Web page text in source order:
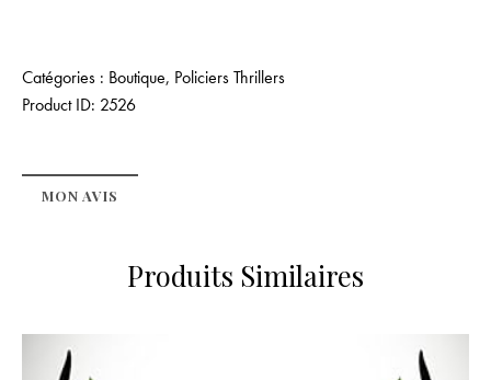
Catégories : Boutique, Policiers Thrillers
Product ID: 2526
MON AVIS
Produits Similaires